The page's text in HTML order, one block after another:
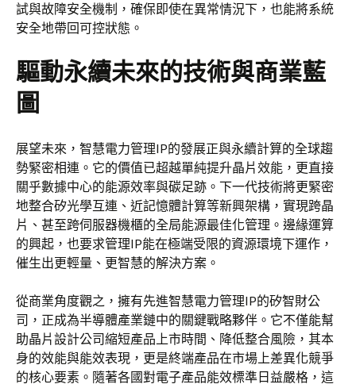
試與故障安全機制，確保即使在異常情況下，也能將系統
安全地帶回可控狀態。
驅動永續未來的技術與商業藍
圖
展望未來，智慧電力管理IP的發展正與永續計算的全球趨
勢緊密相連。它的價值已超越單純提升晶片效能，更直接
關乎數據中心的能源效率與碳足跡。下一代技術將更緊密
地整合矽光學互連、近記憶體計算等新興架構，實現跨晶
片、甚至跨伺服器機櫃的全局能源最佳化管理。邊緣運算
的興起，也要求管理IP能在極端受限的資源環境下運作，
催生出更輕量、更智慧的解決方案。
從商業角度觀之，擁有先進智慧電力管理IP的矽智財公
司，正成為半導體產業鏈中的關鍵戰略夥伴。它不僅能幫
助晶片設計公司縮短產品上市時間、降低整合風險，其本
身的效能與能效表現，更是終端產品在市場上差異化競爭
的核心要素。隨著各國對電子產品能效標準日益嚴格，這